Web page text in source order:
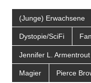
(Junge) Erwachsene
Dystopie/SciFi
Jennifer L. Armentrout
Magier Pierce